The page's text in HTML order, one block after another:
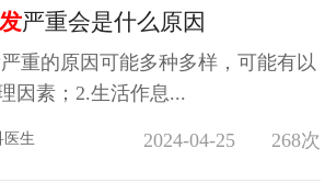
严重会是什么原因
重的原因可能多种多样，可能有以
因素；2.生活作息...
医生 2024-04-25 268次